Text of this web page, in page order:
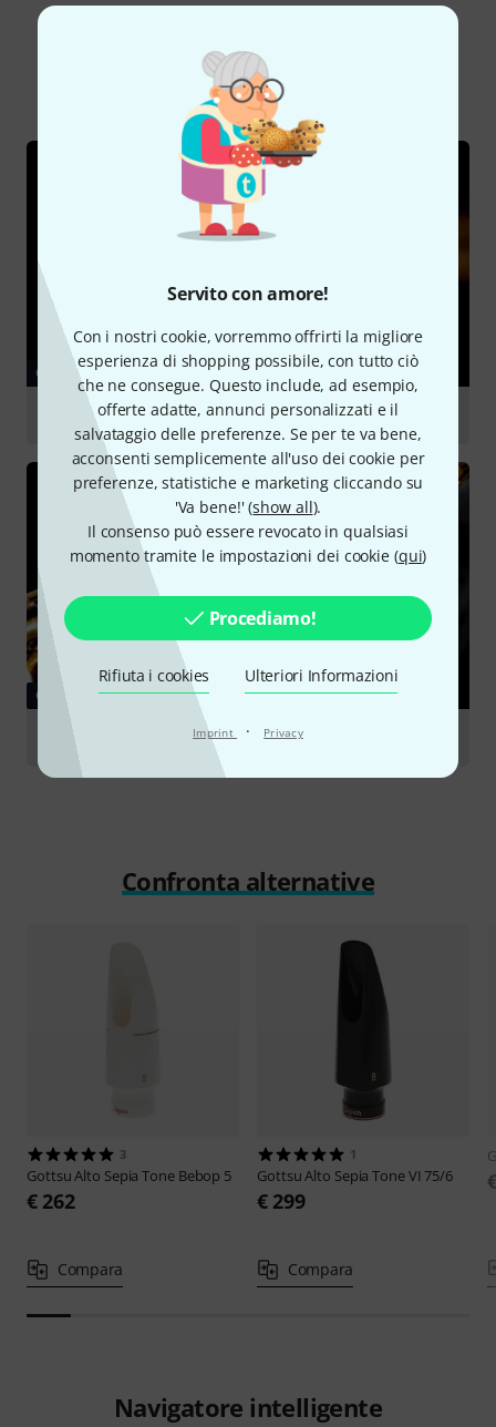
Servito con amore!
Con i nostri cookie, vorremmo offrirti la migliore
esperienza di shopping possibile, con tutto ciò
che ne consegue. Questo include, ad esempio,
offerte adatte, annunci personalizzati e il
salvataggio delle preferenze. Se per te va bene,
acconsenti semplicemente all'uso dei cookie per
preferenze, statistiche e marketing cliccando su
'Va bene!' (show all).
Il consenso può essere revocato in qualsiasi
momento tramite le impostazioni dei cookie (qui)
Procediamo!
Rifiuta i cookies Ulteriori Informazioni
Imprint · Privacy
Guide online
GUIDE
Mouthpieces for woodwind instruments
GUIDE
Confronta alternative
3
GottsuAlto Sepia Tone Bebop 5
€ 262
Compara
1
GottsuAlto Sepia Tone VI 75/6
€ 299
Compara
Navigatore intelligente